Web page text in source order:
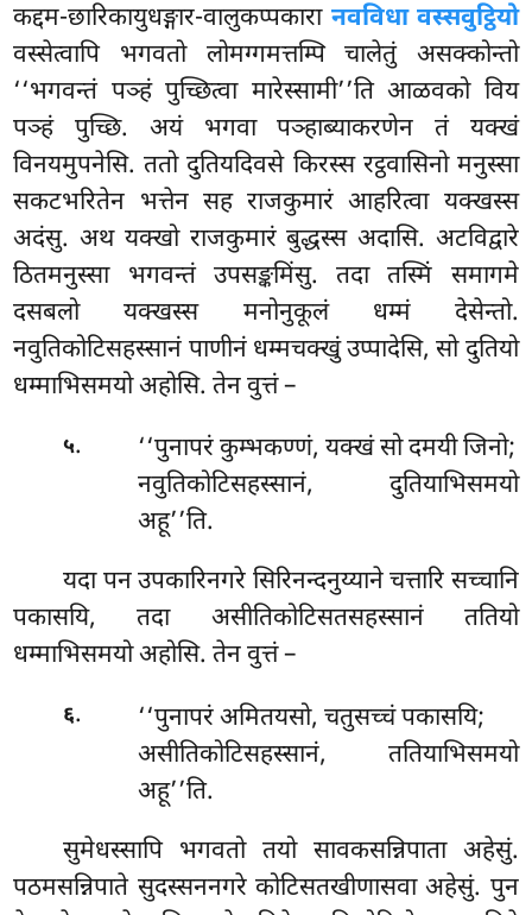
कद्दम-छारिकायुधङ्गार-वालुकप्पकारा नवविधा वस्सवुट्ठियो
वस्सेत्वापि भगवतो लोमग्गमत्तम्पि चालेतुं असक्कोन्तो
‘‘भगवन्तं पञ्हं पुच्छित्वा मारेस्सामी’’ति आळवको विय
पञ्हं पुच्छि. अयं भगवा पञ्हाब्याकरणेन तं यक्खं
विनयमुपनेसि. ततो दुतियदिवसे किरस्स रट्ठवासिनो मनुस्सा
सकटभरितेन भत्तेन सह राजकुमारं आहरित्वा यक्खस्स
अदंसु. अथ यक्खो राजकुमारं बुद्धस्स अदासि. अटविद्वारे
ठितमनुस्सा भगवन्तं उपसङ्कमिंसु. तदा तस्मिं समागमे
दसबलो यक्खस्स मनोनुकूलं धम्मं देसेन्तो.
नवुतिकोटिसहस्सानं पाणीनं धम्मचक्खुं उप्पादेसि, सो दुतियो
धम्माभिसमयो अहोसि. तेन वुत्तं –
५.
‘‘पुनापरं कुम्भकण्णं, यक्खं सो दमयी जिनो;
नवुतिकोटिसहस्सानं, दुतियाभिसमयो
अहू’’ति.
यदा पन उपकारिनगरे सिरिनन्दनुय्याने चत्तारि सच्चानि
पकासयि, तदा असीतिकोटिसतसहस्सानं ततियो
धम्माभिसमयो अहोसि. तेन वुत्तं –
६.
‘‘पुनापरं अमितयसो, चतुसच्चं पकासयि;
असीतिकोटिसहस्सानं, ततियाभिसमयो
अहू’’ति.
सुमेधस्सापि भगवतो तयो सावकसन्निपाता अहेसुं.
पठमसन्निपाते सुदस्सननगरे कोटिसतखीणासवा अहेसुं. पुन